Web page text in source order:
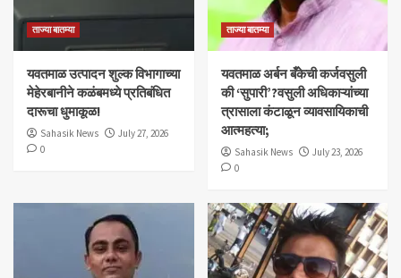
ताज्या बातम्या
यवतमाळ उत्पादन शुल्क विभागाच्या
मेहेरबानीने कळंबमध्ये प्रतिबंधित
दारूचा धुमाकूळ!
Sahasik News
July 27, 2026
0
ताज्या बातम्या
​यवतमाळ अर्बन बँकेची कर्जवसुली
की ‘सुपारी’?वसुली अधिकाऱ्यांच्या
त्रासाला कंटाळून व्यावसायिकाची
आत्महत्या;
Sahasik News
July 23, 2026
0